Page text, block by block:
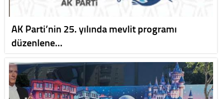
AK Parti’nin 25. yılında mevlit programı
düzenlene…